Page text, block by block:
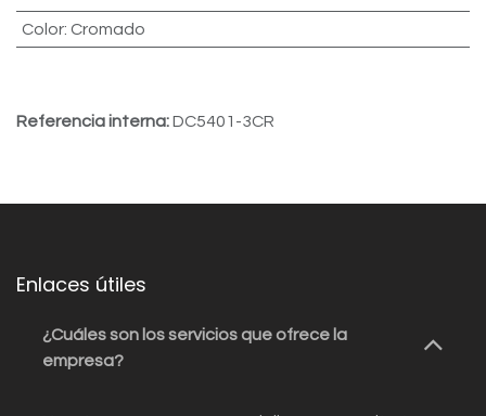
Color: Cromado
Referencia interna:DC5401-3CR
Enlaces útiles
¿Cuáles son los servicios que ofrece la
empresa?